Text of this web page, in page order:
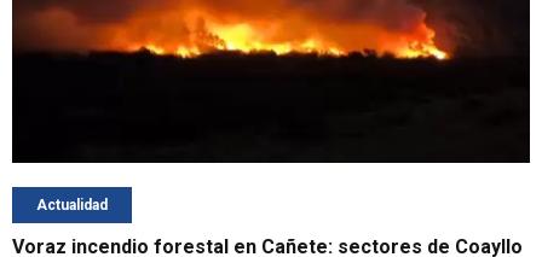
Actualidad
Voraz incendio forestal en Cañete: sectores de Coayllo